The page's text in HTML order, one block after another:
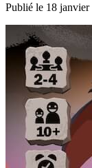
Publié le 18